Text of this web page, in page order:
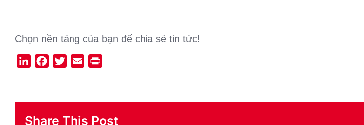
Chọn nền tảng của bạn để chia sẻ tin tức!
LinkedInFacebook
Twitter Email
Share This Post